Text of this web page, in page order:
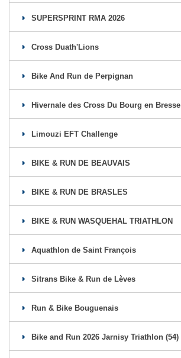
SUPERSPRINT RMA 2026
Cross Duath'Lions
Bike And Run de Perpignan
Hivernale des Cross Du Bourg en Bresse
Limouzi EFT Challenge
BIKE & RUN DE BEAUVAIS
BIKE & RUN DE BRASLES
BIKE & RUN WASQUEHAL TRIATHLON
Aquathlon de Saint François
Sitrans Bike & Run de Lèves
Run & Bike Bouguenais
Bike and Run 2026 Jarnisy Triathlon (54)